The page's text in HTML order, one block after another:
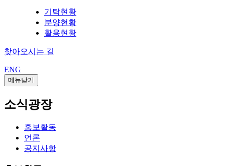
기탁현황
분양현황
활용현황
찾아오시는 길
ENG
메뉴닫기
소식광장
홍보활동
언론
공지사항